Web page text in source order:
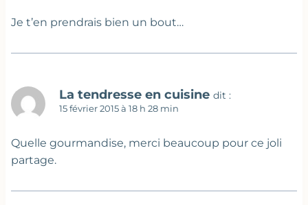
Je t’en prendrais bien un bout…
La tendresse en cuisine dit :
15 février 2015 à 18 h 28 min
Quelle gourmandise, merci beaucoup pour ce joli
partage.